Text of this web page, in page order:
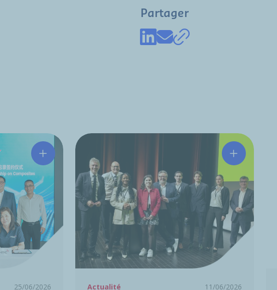
Partager
Hutchinson et HRC s’associent pour renforcer la chaîne de
25/06/2026
Une
Actualité
11/06/2026